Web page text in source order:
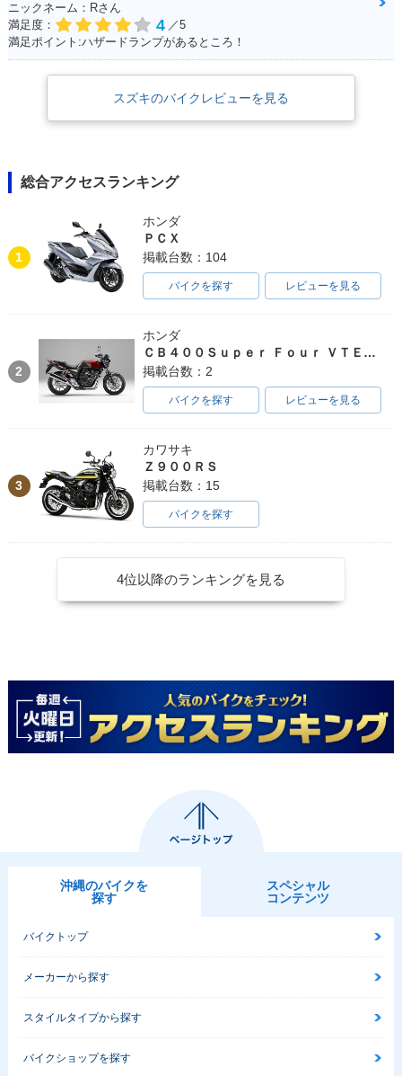
ニックネーム：Rさん
満足度：
4 ／5
満足ポイント:ハザードランプがあるところ！
スズキのバイクレビューを見る
総合アクセスランキング
1
ホンダ
ＰＣＸ
掲載台数：104
バイクを探す レビューを見る
2
ホンダ
ＣＢ４００Ｓｕｐｅｒ Ｆｏｕｒ ＶＴＥＣ ＳＰＥＣ３
掲載台数：2
バイクを探す レビューを見る
3
カワサキ
Ｚ９００ＲＳ
掲載台数：15
バイクを探す
4位以降のランキングを見る
沖縄のバイクを
探す
スペシャル
コンテンツ
バイクトップ
メーカーから探す
スタイルタイプから探す
バイクショップを探す